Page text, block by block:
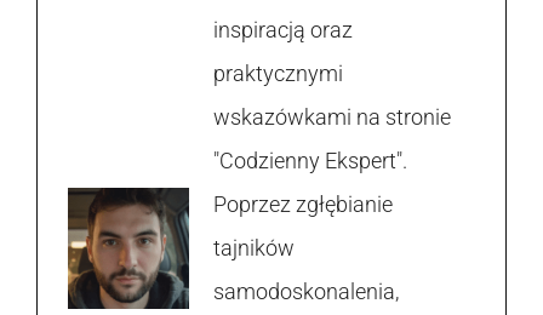
inspiracją oraz
praktycznymi
wskazówkami na stronie
"Codzienny Ekspert".
Poprzez zgłębianie
tajników
samodoskonalenia,